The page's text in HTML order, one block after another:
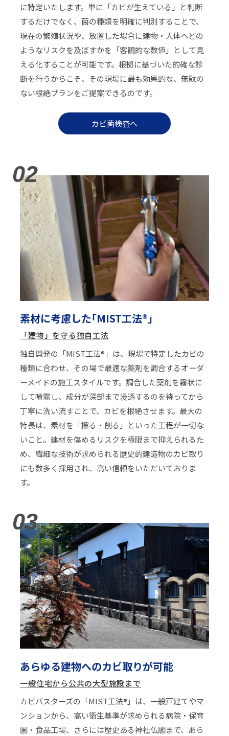
に特定いたします。単に「カビが生えている」と判断
するだけでなく、菌の種類を明確に判別することで、
現在の繁殖状況や、放置した場合に建物・人体へどの
ようなリスクを及ぼすかを「客観的な数値」として見
える化することが可能です。根拠に基づいた的確な診
断を行うからこそ、その現場に最も効果的な、無駄の
ない根絶プランをご提案できるのです。
カビ菌検査へ
02
素材に考慮した｢MIST工法®｣
「建物」を守る独自工法
独自開発の「MIST工法®」は、現場で特定したカビの
種類に合わせ、その場で最適な薬剤を調合するオーダ
ーメイドの施工スタイルです。調合した薬剤を霧状に
して噴霧し、成分が深部まで浸透するのを待ってから
丁寧に洗い流すことで、カビを根絶させます。最大の
特長は、素材を「擦る・削る」といった工程が一切な
いこと。建材を傷めるリスクを極限まで抑えられるた
め、繊細な技術が求められる歴史的建造物のカビ取り
にも数多く採用され、高い信頼をいただいておりま
す。
03
あらゆる建物へのカビ取りが可能
一般住宅から公共の大型施設まで
カビバスターズの「MIST工法®」は、一般戸建てやマ
ンションから、高い衛生基準が求められる病院・保育
園・食品工場、さらには歴史ある神社仏閣まで、あら